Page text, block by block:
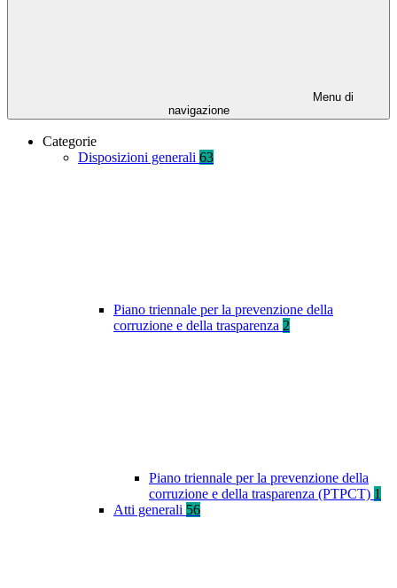
Menu di
navigazione
Categorie
Disposizioni generali 63
Piano triennale per la prevenzione della
corruzione e della trasparenza 2
Piano triennale per la prevenzione della
corruzione e della trasparenza (PTPCT) 1
Atti generali 56